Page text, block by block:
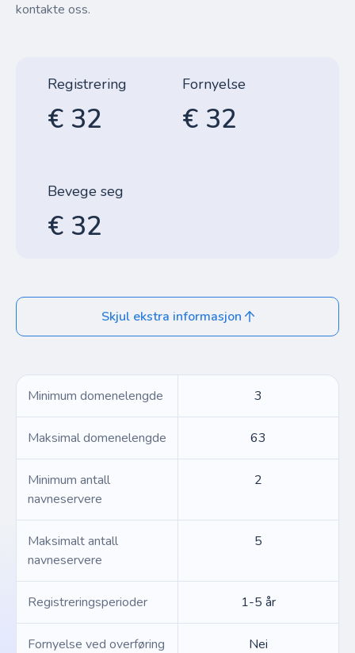
kontakte oss.
Registrering
€ 32
Fornyelse
€ 32
Bevege seg
€ 32
Skjul ekstra informasjon
Minimum domenelengde 3
Maksimal domenelengde 63
Minimum antall
navneservere
2
Maksimalt antall
navneservere
5
Registreringsperioder 1-5 år
Fornyelse ved overføring Nei